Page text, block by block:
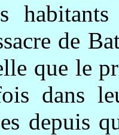
de
que le
dans
depuis